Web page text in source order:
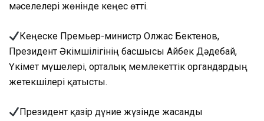
мәселелері жөнінде кеңес өтті.
Кеңеске Премьер-министр Олжас Бектенов,
Президент Әкімшілігінің басшысы Айбек Дәдебай,
Үкімет мүшелері, орталық мемлекеттік органдардың
жетекшілері қатысты.
Президент қазір дүние жүзінде жасанды